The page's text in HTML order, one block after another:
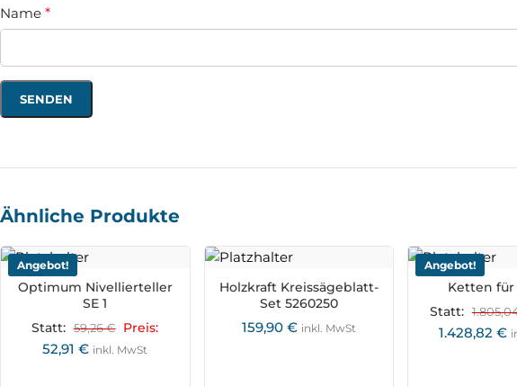
Name *
Ähnliche Produkte
Angebot!
Optimum Nivellierteller
SE 1
Statt: 59,26€ Preis:
52,91€ inkl. MwSt
Holzkraft Kreissägeblatt-
Set 5260250
159,90 € inkl. MwSt
Angebot!
Ketten für
Statt:
1.428,82€